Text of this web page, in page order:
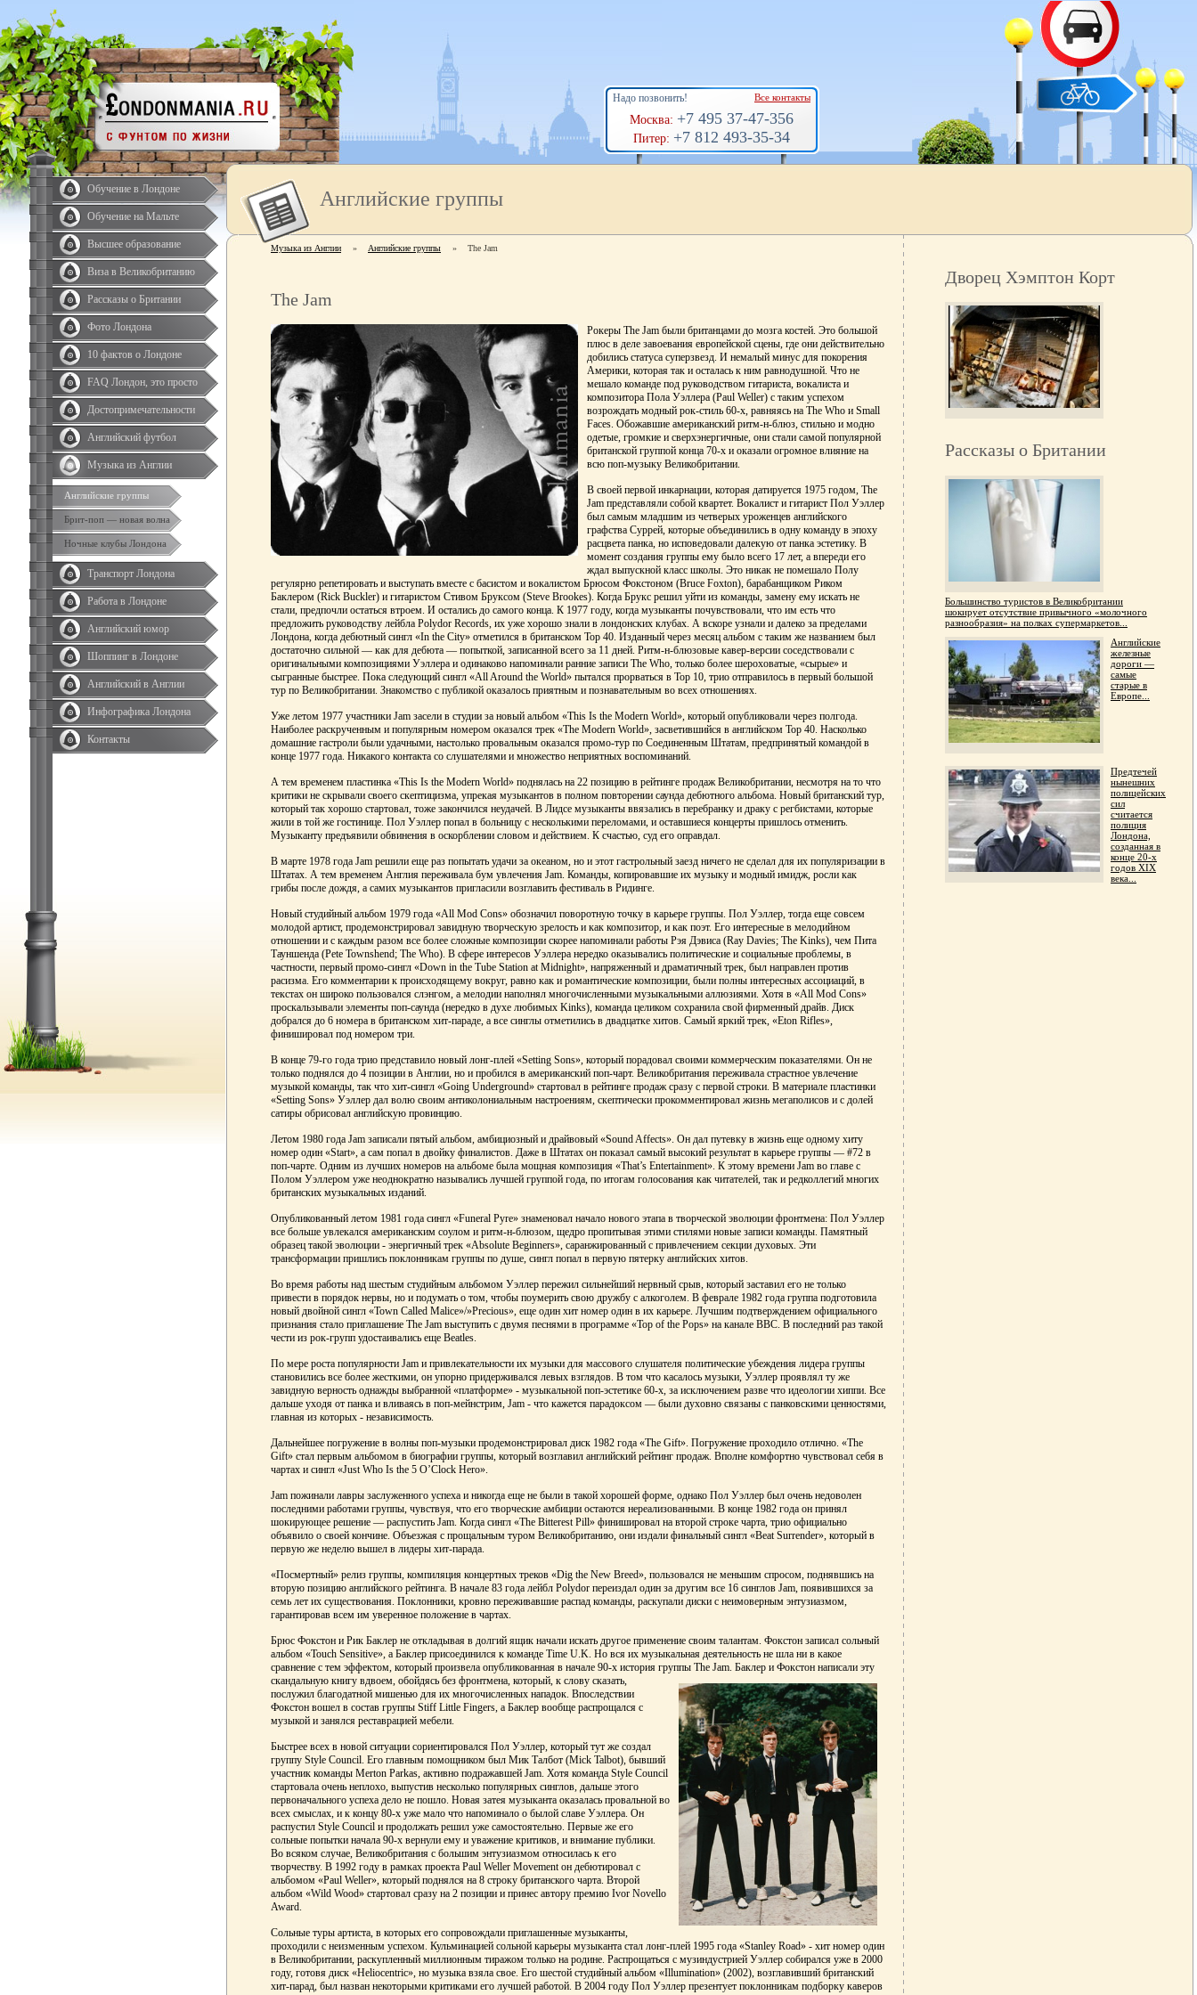
Обучение в Лондоне
Обучение на Мальте
Высшее образование
Виза в Великобританию
Рассказы о Британии
Фото Лондона
10 фактов о Лондоне
FAQ Лондон, это просто
Достопримечательности
Английский футбол
Музыка из Англии
Английские группы
Брит-поп — новая волна
Ночные клубы Лондона
Транспорт Лондона
Работа в Лондоне
Английский юмор
Шоппинг в Лондоне
Английский в Англии
Инфографика Лондона
Контакты
Надо позвонить! Все контакты
Москва: +7 495 37-47-356
Питер: +7 812 493-35-34
Английские группы
Музыка из Англии » Английские группы » The Jam
The Jam
Рокеры The Jam были британцами до мозга костей. Это большой
плюс в деле завоевания европейской сцены, где они действительно
добились статуса суперзвезд. И немалый минус для покорения
Америки, которая так и осталась к ним равнодушной. Что не
мешало команде под руководством гитариста, вокалиста и
композитора Пола Уэллера (Paul Weller) с таким успехом
возрождать модный рок-стиль 60-х, равняясь на The Who и Small
Faces. Обожавшие американский ритм-н-блюз, стильно и модно
одетые, громкие и сверхэнергичные, они стали самой популярной
британской группой конца 70-х и оказали огромное влияние на
всю поп-музыку Великобритании.
В своей первой инкарнации, которая датируется 1975 годом, The
Jam представляли собой квартет. Вокалист и гитарист Пол Уэллер
был самым младшим из четверых уроженцев английского
графства Суррей, которые объединились в одну команду в эпоху
расцвета панка, но исповедовали далекую от панка эстетику. В
момент создания группы ему было всего 17 лет, а впереди его
ждал выпускной класс школы. Это никак не помешало Полу
регулярно репетировать и выступать вместе с басистом и вокалистом Брюсом Фокстоном (Bruce Foxton), барабанщиком Риком
Баклером (Rick Buckler) и гитаристом Стивом Бруксом (Steve Brookes). Когда Брукс решил уйти из команды, замену ему искать не
стали, предпочли остаться втроем. И остались до самого конца. К 1977 году, когда музыканты почувствовали, что им есть что
предложить руководству лейбла Polydor Records, их уже хорошо знали в лондонских клубах. А вскоре узнали и далеко за пределами
Лондона, когда дебютный сингл «In the City» отметился в британском Тор 40. Изданный через месяц альбом с таким же названием был
достаточно сильной — как для дебюта — попыткой, записанной всего за 11 дней. Ритм-н-блюзовые кавер-версии соседствовали с
оригинальными композициями Уэллера и одинаково напоминали ранние записи The Who, только более шероховатые, «сырые» и
сыгранные быстрее. Пока следующий сингл «All Around the World» пытался прорваться в Тор 10, трио отправилось в первый большой
тур по Великобритании. Знакомство с публикой оказалось приятным и познавательным во всех отношениях.
Уже летом 1977 участники Jam засели в студии за новый альбом «This Is the Modern World», который опубликовали через полгода.
Наиболее раскрученным и популярным номером оказался трек «The Modern World», засветившийся в английском Тор 40. Насколько
домашние гастроли были удачными, настолько провальным оказался промо-тур по Соединенным Штатам, предпринятый командой в
конце 1977 года. Никакого контакта со слушателями и множество неприятных воспоминаний.
А тем временем пластинка «This Is the Modern World» поднялась на 22 позицию в рейтинге продаж Великобритании, несмотря на то что
критики не скрывали своего скептицизма, упрекая музыкантов в полном повторении саунда дебютного альбома. Новый британский тур,
который так хорошо стартовал, тоже закончился неудачей. В Лидсе музыканты ввязались в перебранку и драку с регбистами, которые
жили в той же гостинице. Пол Уэллер попал в больницу с несколькими переломами, и оставшиеся концерты пришлось отменить.
Музыканту предъявили обвинения в оскорблении словом и действием. К счастью, суд его оправдал.
В марте 1978 года Jam решили еще раз попытать удачи за океаном, но и этот гастрольный заезд ничего не сделал для их популяризации в
Штатах. А тем временем Англия переживала бум увлечения Jam. Команды, копировавшие их музыку и модный имидж, росли как
грибы после дождя, а самих музыкантов пригласили возглавить фестиваль в Ридинге.
Новый студийный альбом 1979 года «All Mod Cons» обозначил поворотную точку в карьере группы. Пол Уэллер, тогда еще совсем
молодой артист, продемонстрировал завидную творческую зрелость и как композитор, и как поэт. Его интересные в мелодийном
отношении и с каждым разом все более сложные композиции скорее напоминали работы Рэя Дэвиса (Ray Davies; The Kinks), чем Пита
Тауншенда (Pete Townshend; The Who). В сфере интересов Уэллера нередко оказывались политические и социальные проблемы, в
частности, первый промо-сингл «Down in the Tube Station at Midnight», напряженный и драматичный трек, был направлен против
расизма. Его комментарии к происходящему вокруг, равно как и романтические композиции, были полны интересных ассоциаций, в
текстах он широко пользовался слэнгом, а мелодии наполнял многочисленными музыкальными аллюзиями. Хотя в «All Mod Cons»
проскальзывали элементы поп-саунда (нередко в духе любимых Kinks), команда целиком сохранила свой фирменный драйв. Диск
добрался до 6 номера в британском хит-параде, а все синглы отметились в двадцатке хитов. Самый яркий трек, «Eton Rifles»,
финишировал под номером три.
В конце 79-го года трио представило новый лонг-плей «Setting Sons», который порадовал своими коммерческим показателями. Он не
только поднялся до 4 позиции в Англии, но и пробился в американский поп-чарт. Великобритания переживала страстное увлечение
музыкой команды, так что хит-сингл «Going Underground» стартовал в рейтинге продаж сразу с первой строки. В материале пластинки
«Setting Sons» Уэллер дал волю своим антиколониальным настроениям, скептически прокомментировал жизнь мегаполисов и с долей
сатиры обрисовал английскую провинцию.
Летом 1980 года Jam записали пятый альбом, амбициозный и драйвовый «Sound Affects». Он дал путевку в жизнь еще одному хиту
номер один «Start», а сам попал в двойку финалистов. Даже в Штатах он показал самый высокий результат в карьере группы — #72 в
поп-чарте. Одним из лучших номеров на альбоме была мощная композиция «That’s Entertainment». К этому времени Jam во главе с
Полом Уэллером уже неоднократно назывались лучшей группой года, по итогам голосования как читателей, так и редколлегий многих
британских музыкальных изданий.
Опубликованный летом 1981 года сингл «Funeral Pyre» знаменовал начало нового этапа в творческой эволюции фронтмена: Пол Уэллер
все больше увлекался американским соулом и ритм-н-блюзом, щедро пропитывая этими стилями новые записи команды. Памятный
образец такой эволюции - энергичный трек «Absolute Beginners», саранжированный с привлечением секции духовых. Эти
трансформации пришлись поклонникам группы по душе, сингл попал в первую пятерку английских хитов.
Во время работы над шестым студийным альбомом Уэллер пережил сильнейший нервный срыв, который заставил его не только
привести в порядок нервы, но и подумать о том, чтобы поумерить свою дружбу с алкоголем. В феврале 1982 года группа подготовила
новый двойной сингл «Town Called Malice»/»Precious», еще один хит номер один в их карьере. Лучшим подтверждением официального
признания стало приглашение The Jam выступить с двумя песнями в программе «Top of the Pops» на канале ВВС. В последний раз такой
чести из рок-групп удостаивались еще Beatles.
По мере роста популярности Jam и привлекательности их музыки для массового слушателя политические убеждения лидера группы
становились все более жесткими, он упорно придерживался левых взглядов. В том что касалось музыки, Уэллер проявлял ту же
завидную верность однажды выбранной «платформе» - музыкальной поп-эстетике 60-х, за исключением разве что идеологии хиппи. Все
дальше уходя от панка и вливаясь в поп-мейнстрим, Jam - что кажется парадоксом — были духовно связаны с панковскими ценностями,
главная из которых - независимость.
Дальнейшее погружение в волны поп-музыки продемонстрировал диск 1982 года «The Gift». Погружение проходило отлично. «The
Gift» стал первым альбомом в биографии группы, который возглавил английский рейтинг продаж. Вполне комфортно чувствовал себя в
чартах и сингл «Just Who Is the 5 O’Clock Hero».
Jam пожинали лавры заслуженного успеха и никогда еще не были в такой хорошей форме, однако Пол Уэллер был очень недоволен
последними работами группы, чувствуя, что его творческие амбиции остаются нереализованными. В конце 1982 года он принял
шокирующее решение — распустить Jam. Когда сингл «The Bitterest Pill» финишировал на второй строке чарта, трио официально
объявило о своей кончине. Объезжая с прощальным туром Великобританию, они издали финальный сингл «Beat Surrender», который в
первую же неделю вышел в лидеры хит-парада.
«Посмертный» релиз группы, компиляция концертных треков «Dig the New Breed», пользовался не меньшим спросом, поднявшись на
вторую позицию английского рейтинга. В начале 83 года лейбл Polydor переиздал один за другим все 16 синглов Jam, появившихся за
семь лет их существования. Поклонники, кровно переживавшие распад команды, раскупали диски с неимоверным энтузиазмом,
гарантировав всем им уверенное положение в чартах.
Брюс Фокстон и Рик Баклер не откладывая в долгий ящик начали искать другое применение своим талантам. Фокстон записал сольный
альбом «Touch Sensitive», а Баклер присоединился к команде Time U.K. Но вся их музыкальная деятельность не шла ни в какое
сравнение с тем эффектом, который произвела опубликованная в начале 90-х история группы The Jam. Баклер и Фокстон написали эту
скандальную книгу вдвоем, обойдясь без фронтмена, который, к слову сказать,
послужил благодатной мишенью для их многочисленных нападок. Впоследствии
Фокстон вошел в состав группы Stiff Little Fingers, а Баклер вообще распрощался с
музыкой и занялся реставрацией мебели.
Быстрее всех в новой ситуации сориентировался Пол Уэллер, который тут же создал
группу Style Council. Его главным помощником был Мик Талбот (Mick Talbot), бывший
участник команды Merton Parkas, активно подражавшей Jam. Хотя команда Style Council
стартовала очень неплохо, выпустив несколько популярных синглов, дальше этого
первоначального успеха дело не пошло. Новая затея музыканта оказалась провальной во
всех смыслах, и к концу 80-х уже мало что напоминало о былой славе Уэллера. Он
распустил Style Council и продолжать решил уже самостоятельно. Первые же его
сольные попытки начала 90-х вернули ему и уважение критиков, и внимание публики.
Во всяком случае, Великобритания с большим энтузиазмом относилась к его
творчеству. В 1992 году в рамках проекта Paul Weller Movement он дебютировал с
альбомом «Paul Weller», который поднялся на 8 строку британского чарта. Второй
альбом «Wild Wood» стартовал сразу на 2 позиции и принес автору премию Ivor Novello
Award.
Сольные туры артиста, в которых его сопровождали приглашенные музыканты,
проходили с неизменным успехом. Кульминацией сольной карьеры музыканта стал лонг-плей 1995 года «Stanley Road» - хит номер один
в Великобритании, раскупленный миллионным тиражом только на родине. Распрощаться с музиндустрией Уэллер собирался уже в 2000
году, готовя диск «Heliocentric», но музыка взяла свое. Его шестой студийный альбом «Illumination» (2002), возглавивший британский
хит-парад, был назван некоторыми критиками его лучшей работой. В 2004 году Пол Уэллер презентует поклонникам подборку каверов
Дворец Хэмптон Корт
Рассказы о Британии
Большинство туристов в Великобритании
шокирует отсутствие привычного «молочного
разнообразия» на полках супермаркетов...
Английские
железные
дороги —
самые
старые в
Европе...
Предтечей
нынешних
полицейских
сил
считается
полиция
Лондона,
созданная в
конце 20-х
годов XIX
века...